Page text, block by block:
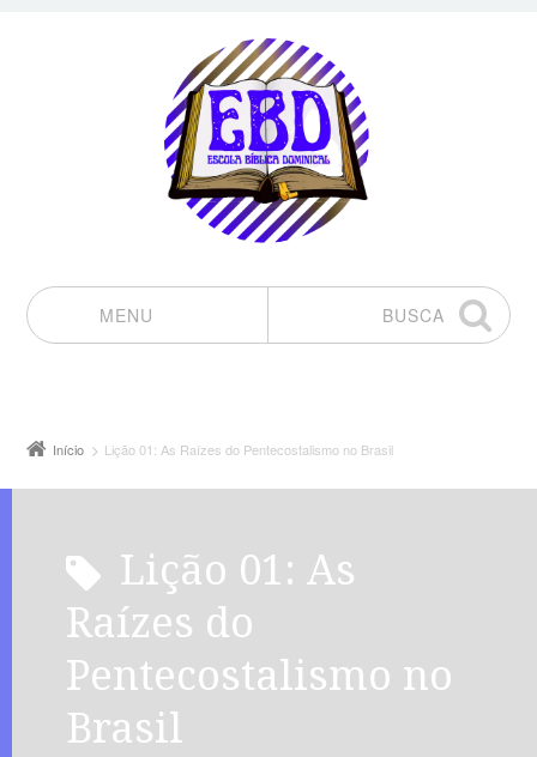
MENU
BUSCA
Início Lição 01: As Raízes do Pentecostalismo no Brasil
Lição 01: As
Raízes do
Pentecostalismo no
Brasil